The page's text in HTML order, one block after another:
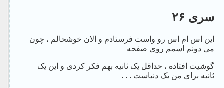
سری ۲۶
این اس ام اس رو واست فرستادم و الان خوشحالم ، چون
می دونم اسمم روی صفحه
گوشیت افتاده ، حداقل یک ثانیه بهم فکر کردی و این یک
ثانیه برای من یک دنیاست . . .